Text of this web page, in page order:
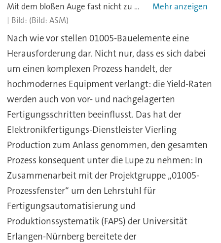
Mit dem bloßen Auge fast nicht zu sehen: 01005-Bauteile im Größenvergleich mit Salzkristallen und anderen Baugrößen.
(Bild: ASM)
Nach wie vor stellen 01005-Bauelemente eine
Herausforderung dar. Nicht nur, dass es sich dabei
um einen komplexen Prozess handelt, der
hochmodernes Equipment verlangt: die Yield-Raten
werden auch von vor- und nachgelagerten
Fertigungsschritten beeinflusst. Das hat der
Elektronikfertigungs-Dienstleister Vierling
Production zum Anlass genommen, den gesamten
Prozess konsequent unter die Lupe zu nehmen: In
Zusammenarbeit mit der Projektgruppe „01005-
Prozessfenster“ um den Lehrstuhl für
Fertigungsautomatisierung und
Produktionssystematik (FAPS) der Universität
Erlangen-Nürnberg bereitete der